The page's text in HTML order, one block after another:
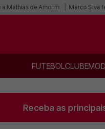
Mathias de Amorim Marco Silva
FUTEBOLCLUBE
Receba as